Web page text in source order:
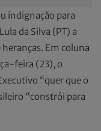
indignação para
da Silva (PT) a
Em coluna
feira (23), o
“quer que o
“constrói para